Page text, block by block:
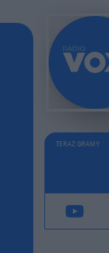
TERAZ GRAMY